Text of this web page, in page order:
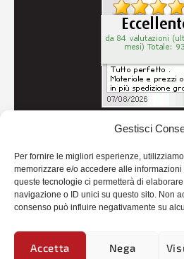
Gestisci
Per fornire le migliori esperienze,
memorizzare e/o accedere alle
queste tecnologie ci permetterà di
navigazione o ID unici su questo sito. Non
consenso può influire negativamente su
Accetta Nega
Credits